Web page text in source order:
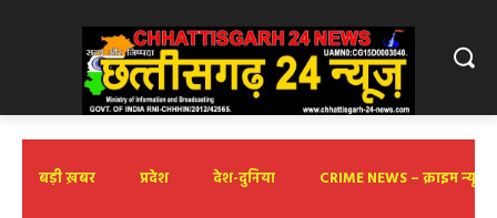
बड़ी ख़बर प्रदेश देश-दुनिया CRIME NEWS – क्राइम न्यूज़